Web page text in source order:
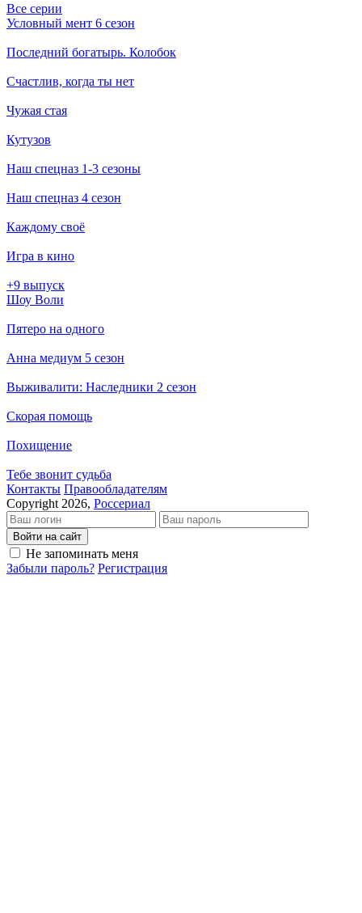
Все серии
Условный мент 6 сезон
Последний богатырь. Колобок
Счастлив, когда ты нет
Чужая стая
Кутузов
Наш спецназ 1-3 сезоны
Наш спецназ 4 сезон
Каждому своё
Игра в кино
+9 выпуск
Шоу Воли
Пятеро на одного
Анна медиум 5 сезон
Выживалити: Наследники 2 сезон
Скорая помощь
Похищение
Тебе звонит судьба
Кон­так­ты Пра­во­об­ла­да­те­лям
Copyright 2026, Россериал
Войти на сайт
Не запоминать меня
Забыли пароль? Регистрация